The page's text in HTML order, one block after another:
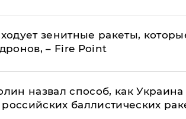
зенитные ракеты,
– Fire Point
назвал способ, как
баллистических